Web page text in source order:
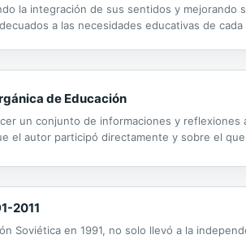
la integración de sus sentidos y
a las necesidades educativas de
de Educación
un conjunto de informaciones y
el autor participó directamente y sobre el
2011
Soviética en 1991, no solo llevó a la